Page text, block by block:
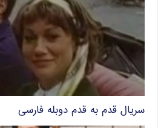
سریال قدم به قدم دوبله فارسی